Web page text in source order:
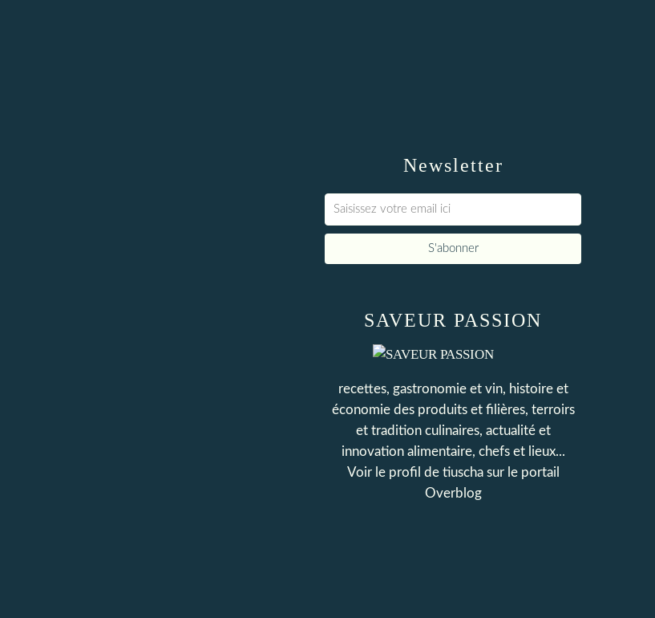
Newsletter
SAVEUR PASSION
recettes, gastronomie et vin, histoire et
économie des produits et filières, terroirs
et tradition culinaires, actualité et
innovation alimentaire, chefs et lieux...
Voir le profil de tiuschasur le portail
Overblog